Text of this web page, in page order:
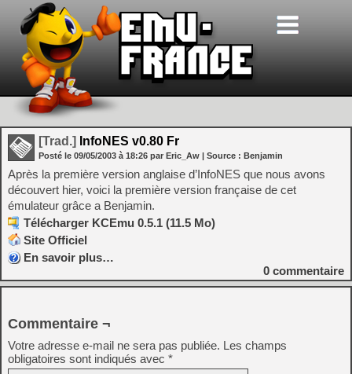
[Trad.] InfoNES v0.80 Fr
Posté le 09/05/2003 à 18:26 par Eric_Aw | Source : Benjamin
Après la première version anglaise d’InfoNES que nous avons
découvert hier, voici la première version française de cet
émulateur grâce a Benjamin.
Télécharger KCEmu 0.5.1 (11.5 Mo)
Site Officiel
En savoir plus…
0 commentaire
Commentaire ¬
Votre adresse e-mail ne sera pas publiée. Les champs
obligatoires sont indiqués avec *